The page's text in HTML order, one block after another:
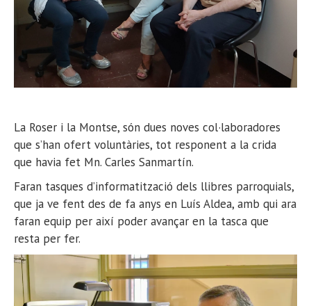
La Roser i la Montse, són dues noves col·laboradores
que s’han ofert voluntàries, tot responent a la crida
que havia fet Mn. Carles Sanmartín.
Faran tasques d’informatització dels llibres parroquials,
que ja ve fent des de fa anys en Luís Aldea, amb qui ara
faran equip per així poder avançar en la tasca que
resta per fer.